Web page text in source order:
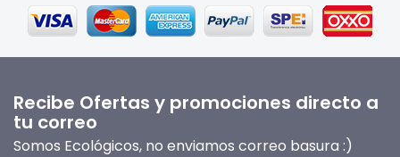
Recibe Ofertas y promociones directo a
tu correo
Somos Ecológicos, no enviamos correo basura :)